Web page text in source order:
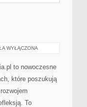
WYŁĄCZONA
to nowoczesne
które poszukują
To